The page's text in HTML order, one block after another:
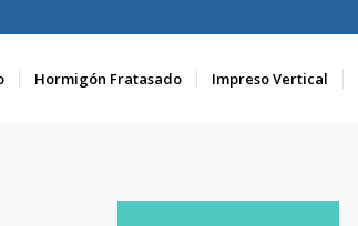
Hormigón Fratasado Impreso Vertical